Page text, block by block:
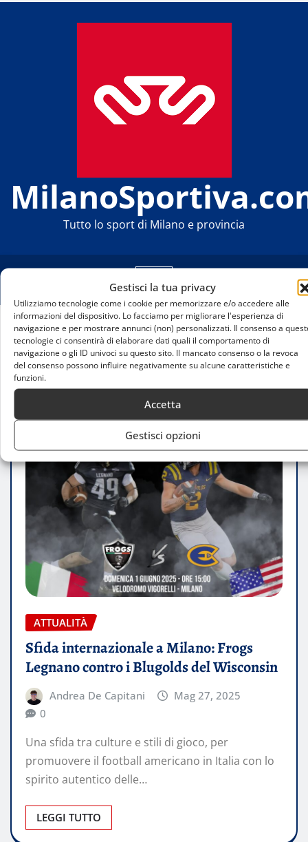
Gestisci la tua privacy
Utilizziamo tecnologie come i cookie per memorizzare e/o accedere alle
informazioni del dispositivo. Lo facciamo per migliorare l'esperienza di
navigazione e per mostrare annunci (non) personalizzati. Il consenso a
tecnologie ci consentirà di elaborare dati quali il comportamento di
navigazione o gli ID univoci su questo sito. Il mancato consenso o la revoca
del consenso possono influire negativamente su alcune caratteristiche e
funzioni.
Accetta
Gestisci opzioni
Tutto lo sport di Milano e provincia
Home
Sfida internazionale a Milano: Frogs Legnano
contro i Blugolds del Wisconsin
ATTUALITÀ
Sfida internazionale a Milano: Frogs
Legnano contro i Blugolds del Wisconsin
Andrea De Capitani
Mag 27, 2025
0
Una sfida tra culture e stili di gioco, per
promuovere il football americano in Italia con lo
spirito autentico delle…
LEGGI TUTTO